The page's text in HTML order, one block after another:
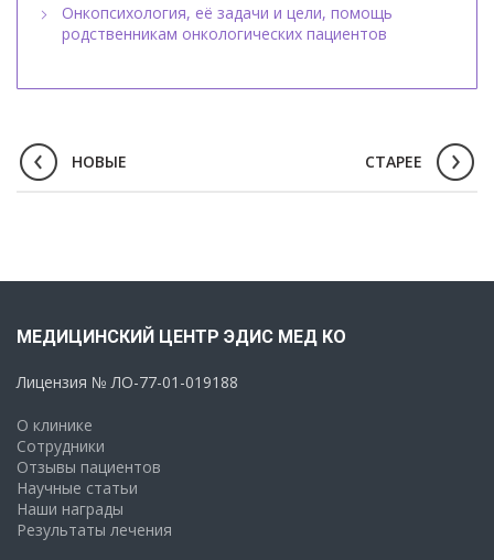
Онкопсихология, её задачи и цели, помощь
родственникам онкологических пациентов
НОВЫЕ СТАРЕЕ
МЕДИЦИНСКИЙ ЦЕНТР ЭДИС МЕД КО
Лицензия № ЛО-77-01-019188
О клинике
Сотрудники
Отзывы пациентов
Научные статьи
Наши награды
Результаты лечения